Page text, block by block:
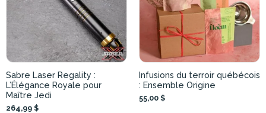
Sabre Laser Regality :
L’Élégance Royale pour
Maître Jedi
264,99 $
Infusions du terroir québécois
: Ensemble Origine
55,00 $